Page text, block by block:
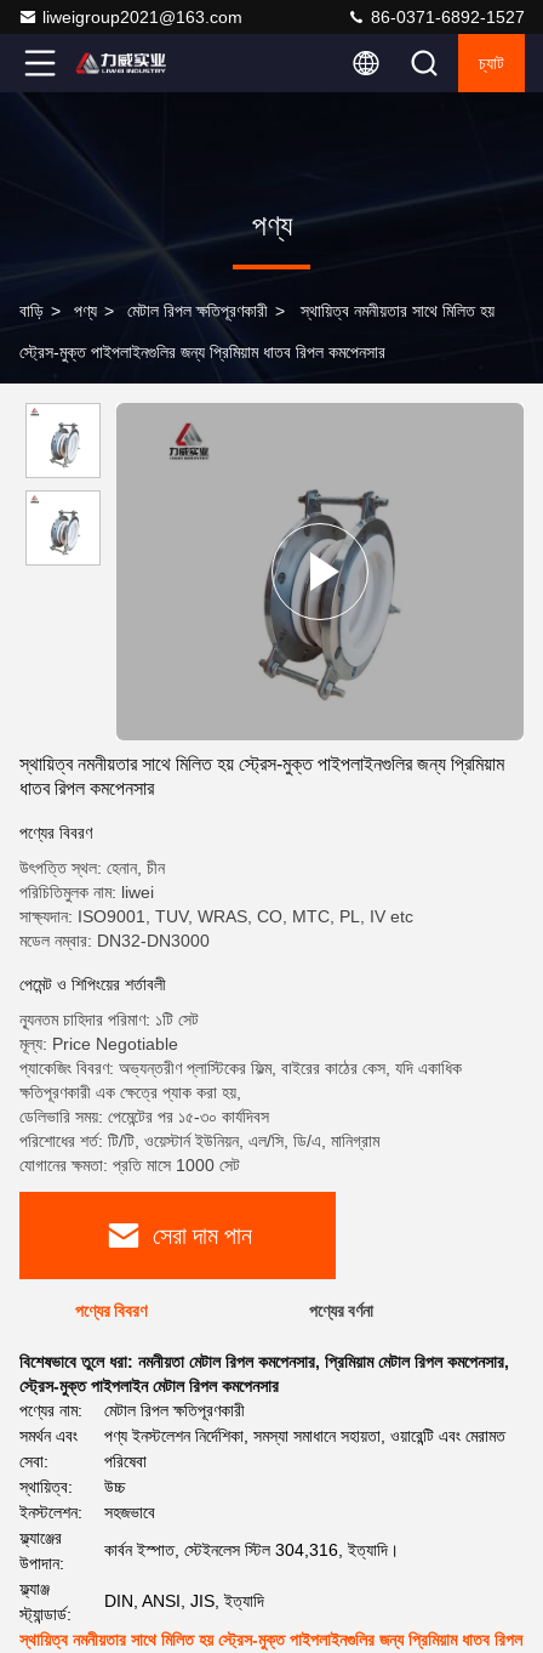
liweigroup2021@163.com 86-0371-6892-1527
চ্যাট
পণ্য
বাড়ি > পণ্য > মেটাল রিপল ক্ষতিপূরণকারী > স্থায়িত্ব নমনীয়তার সাথে মিলিত হয়
স্ট্রেস-মুক্ত পাইপলাইনগুলির জন্য প্রিমিয়াম ধাতব রিপল কমপেনসার
স্থায়িত্ব নমনীয়তার সাথে মিলিত হয় স্ট্রেস-মুক্ত পাইপলাইনগুলির জন্য প্রিমিয়াম
ধাতব রিপল কমপেনসার
পণ্যের বিবরণ
উৎপত্তি স্থল: হেনান, চীন
পরিচিতিমুলক নাম: liwei
সাক্ষ্যদান: ISO9001, TUV, WRAS, CO, MTC, PL, IV etc
মডেল নম্বার: DN32-DN3000
পেমেন্ট ও শিপিংয়ের শর্তাবলী
ন্যূনতম চাহিদার পরিমাণ: ১টি সেট
মূল্য: Price Negotiable
প্যাকেজিং বিবরণ: অভ্যন্তরীণ প্লাস্টিকের ফিল্ম, বাইরের কাঠের কেস, যদি একাধিক
ক্ষতিপূরণকারী এক ক্ষেত্রে প্যাক করা হয়,
ডেলিভারি সময়: পেমেন্টের পর ১৫-৩০ কার্যদিবস
পরিশোধের শর্ত: টি/টি, ওয়েস্টার্ন ইউনিয়ন, এল/সি, ডি/এ, মানিগ্রাম
যোগানের ক্ষমতা: প্রতি মাসে 1000 সেট
সেরা দাম পান
পণ্যের বিবরণ পণ্যের বর্ণনা
বিশেষভাবে তুলে ধরা: নমনীয়তা মেটাল রিপল কমপেনসার, প্রিমিয়াম মেটাল রিপল কমপেনসার,
স্ট্রেস-মুক্ত পাইপলাইন মেটাল রিপল কমপেনসার
পণ্যের নাম:
মেটাল রিপল ক্ষতিপূরণকারী
সমর্থন এবং
সেবা:
পণ্য ইনস্টলেশন নির্দেশিকা, সমস্যা সমাধানে সহায়তা, ওয়ারেন্টি এবং মেরামত
পরিষেবা
স্থায়িত্ব:
উচ্চ
ইনস্টলেশন:
সহজভাবে
ফ্ল্যাঞ্জের
উপাদান:
কার্বন ইস্পাত, স্টেইনলেস স্টিল 304,316, ইত্যাদি।
ফ্ল্যাঞ্জ
স্ট্যান্ডার্ড:
DIN, ANSI, JIS, ইত্যাদি
স্থায়িত্ব নমনীয়তার সাথে মিলিত হয় স্ট্রেস-মুক্ত পাইপলাইনগুলির জন্য প্রিমিয়াম ধাতব রিপল